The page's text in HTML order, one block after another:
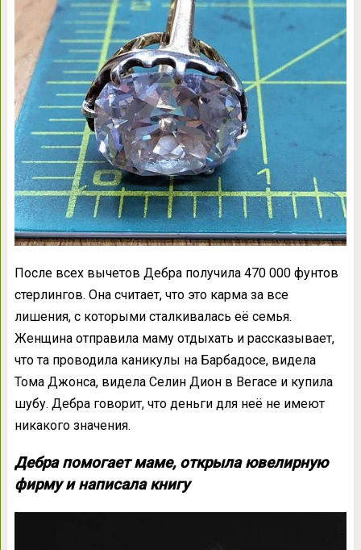
После всех вычетов Дебра получила 470 000 фунтов
стерлингов. Она считает, что это карма за все
лишения, с которыми сталкивалась её семья.
Женщина отправила маму отдыхать и рассказывает,
что та проводила каникулы на Барбадосе, видела
Тома Джонса, видела Селин Дион в Вегасе и купила
шубу. Дебра говорит, что деньги для неё не имеют
никакого значения.
Дебра помогает маме, открыла ювелирную
фирму и написала книгу